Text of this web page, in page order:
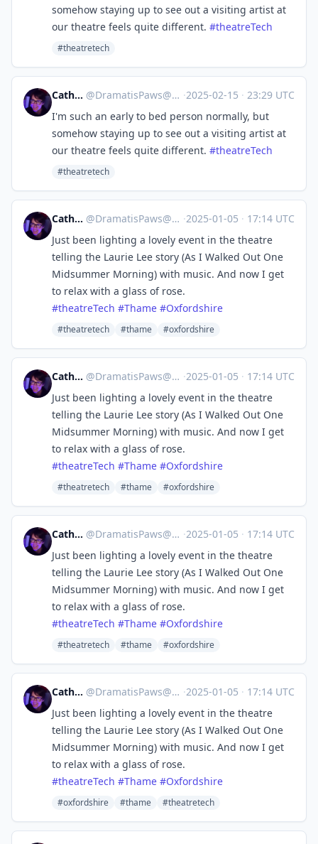
somehow staying up to see out a visiting artist at
our theatre feels quite different. #theatreTech
#theatretech
Catherine @DramatisPaws@toot.wales ·2025-02-15 · 23:29 UTC
I'm such an early to bed person normally, but
somehow staying up to see out a visiting artist at
our theatre feels quite different. #theatreTech
#theatretech
Catherine @DramatisPaws@toot.wales ·2025-01-05 · 17:14 UTC
Just been lighting a lovely event in the theatre
telling the Laurie Lee story (As I Walked Out One
Midsummer Morning) with music. And now I get
to relax with a glass of rose.
#theatreTech #Thame #Oxfordshire
#theatretech #thame #oxfordshire
Catherine @DramatisPaws@toot.wales ·2025-01-05 · 17:14 UTC
Just been lighting a lovely event in the theatre
telling the Laurie Lee story (As I Walked Out One
Midsummer Morning) with music. And now I get
to relax with a glass of rose.
#theatreTech #Thame #Oxfordshire
#theatretech #thame #oxfordshire
Catherine @DramatisPaws@toot.wales ·2025-01-05 · 17:14 UTC
Just been lighting a lovely event in the theatre
telling the Laurie Lee story (As I Walked Out One
Midsummer Morning) with music. And now I get
to relax with a glass of rose.
#theatreTech #Thame #Oxfordshire
#theatretech #thame #oxfordshire
Catherine @DramatisPaws@toot.wales ·2025-01-05 · 17:14 UTC
Just been lighting a lovely event in the theatre
telling the Laurie Lee story (As I Walked Out One
Midsummer Morning) with music. And now I get
to relax with a glass of rose.
#theatreTech #Thame #Oxfordshire
#oxfordshire #thame #theatretech